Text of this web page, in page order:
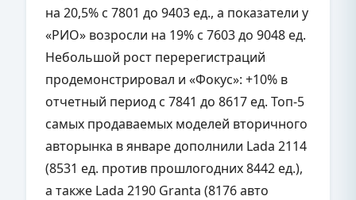
на 20,5% с 7801 до 9403 ед., а показатели у
«РИО» возросли на 19% с 7603 до 9048 ед.
Небольшой рост перерегистраций
продемонстрировал и «Фокус»: +10% в
отчетный период с 7841 до 8617 ед. Топ-5
самых продаваемых моделей вторичного
авторынка в январе дополнили Lada 2114
(8531 ед. против прошлогодних 8442 ед.),
а также Lada 2190 Granta (8176 авто